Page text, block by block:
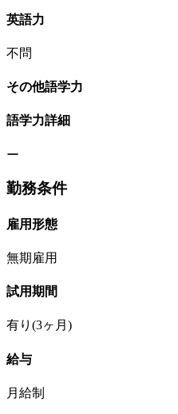
英語力
不問
その他語学力
語学力詳細
ー
勤務条件
雇用形態
無期雇用
試用期間
有り(3ヶ月)
給与
月給制